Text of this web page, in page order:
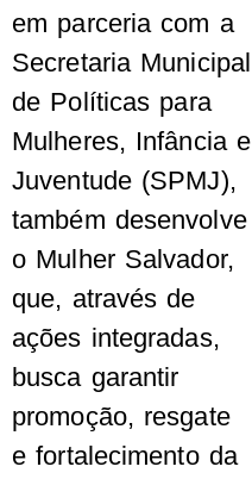
em parceria com a
Secretaria Municipal
de Políticas para
Mulheres, Infância e
Juventude (SPMJ),
também desenvolve
o Mulher Salvador,
que, através de
ações integradas,
busca garantir
promoção, resgate
e fortalecimento da